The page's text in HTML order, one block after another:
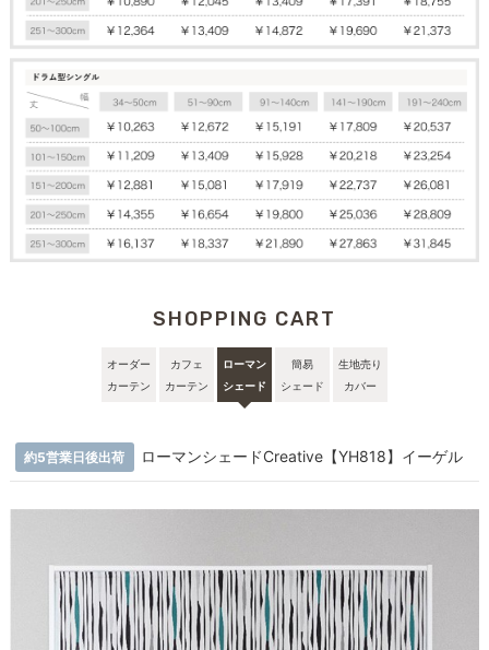
SHOPPING CART
オーダー
カーテン
カフェ
カーテン
ローマン
シェード
簡易
シェード
生地売り
カバー
約5営業日後出荷 ローマンシェードCreative【YH818】イーゲル